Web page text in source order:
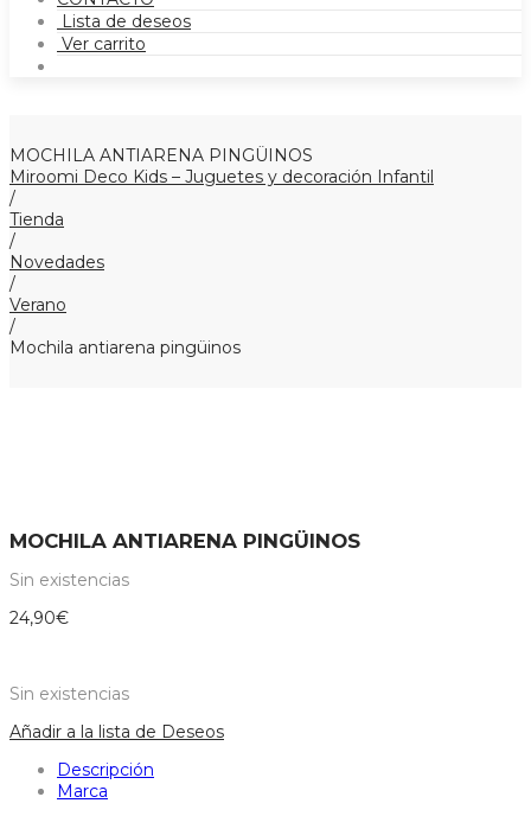
Lista de deseos
Ver carrito
MOCHILA ANTIARENA PINGÜINOS
Miroomi Deco Kids – Juguetes y decoración Infantil
/
Tienda
/
Novedades
/
Verano
/
Mochila antiarena pingüinos
MOCHILA ANTIARENA PINGÜINOS
Sin existencias
24,90€
Sin existencias
Añadir a la lista de Deseos
Descripción
Marca